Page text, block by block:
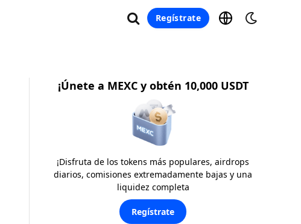
Regístrate
¡Únete a MEXC y obtén 10,000 USDT
¡Disfruta de los tokens más populares, airdrops
diarios, comisiones extremadamente bajas y una
liquidez completa
Regístrate